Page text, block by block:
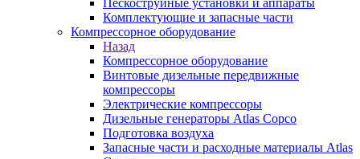
Пескоструйные установки и аппараты
Комплектующие и запасные части
Компрессорное оборудование
Назад
Компрессорное оборудование
Винтовые дизельные передвижные
компрессоры
Электрические компрессоры
Дизельные генераторы Atlas Copco
Подготовка воздуха
Запасные части и расходные материалы Atlas